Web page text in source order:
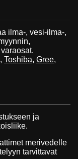
ilma-, vesi-ilma-,
, Toshiba, Gree,
ja
merivedelle
tarvittavat